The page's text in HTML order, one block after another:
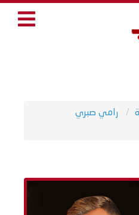
رامي صبري